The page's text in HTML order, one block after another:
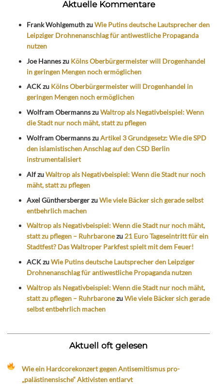
Aktuelle Kommentare
Frank WohlgemuthzuWie Putins deutsche Lautsprecher den
Leipziger Drohnenanschlag für antiwestliche Propaganda
nutzen
Joe Hanneszu Kölns Oberbürgermeister will Drogenhandel
in geringen Mengen noch ermöglichen
ACKzu Kölns Oberbürgermeister will Drogenhandel in
geringen Mengen noch ermöglichen
Wolfram ObermannszuWaltrop als Negativbeispiel: Wenn
die Stadt nur noch mäht, statt zu pflegen
Wolfram ObermannszuArtikel 3 Grundgesetz: Wie die SPD
den islamistischen Anschlag auf den CSD Berlin
instrumentalisiert
AlfzuWaltrop als Negativbeispiel: Wenn die Stadt nur noch
mäht, statt zu pflegen
Axel GünthersbergerzuWie viele Bäcker sich gerade selbst
entbehrlich machen
Waltrop als Negativbeispiel: Wenn die Stadt nur noch mäht,
statt zu pflegen – Ruhrbaronezu21 Euro Tageseintritt für ein
Stadtfest? Das Waltroper Parkfest spielt mit dem Feuer!
ACKzuWie Putins deutsche Lautsprecher den Leipziger
Drohnenanschlag für antiwestliche Propaganda nutzen
Waltrop als Negativbeispiel: Wenn die Stadt nur noch mäht,
statt zu pflegen – RuhrbaronezuWie viele Bäcker sich gerade
selbst entbehrlich machen
Aktuell oft gelesen
Wie ein Hardcorekonzert gegen Antisemitismus pro-
„palästinensische“ Aktivisten entlarvt